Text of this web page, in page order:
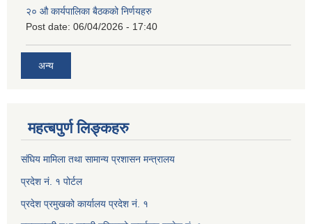
२० औ कार्यपालिका बैठकको निर्णयहरु
Post date: 06/04/2026 - 17:40
अन्य
महत्बपुर्ण लिङ्कहरु
संघिय मामिला तथा सामान्य प्रशासन मन्त्रालय
प्रदेश नं. १ पोर्टल
प्रदेश प्रमुखको कार्यालय प्रदेश नं. १